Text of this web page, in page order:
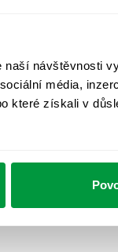
návštěvnosti
média,
které získali v